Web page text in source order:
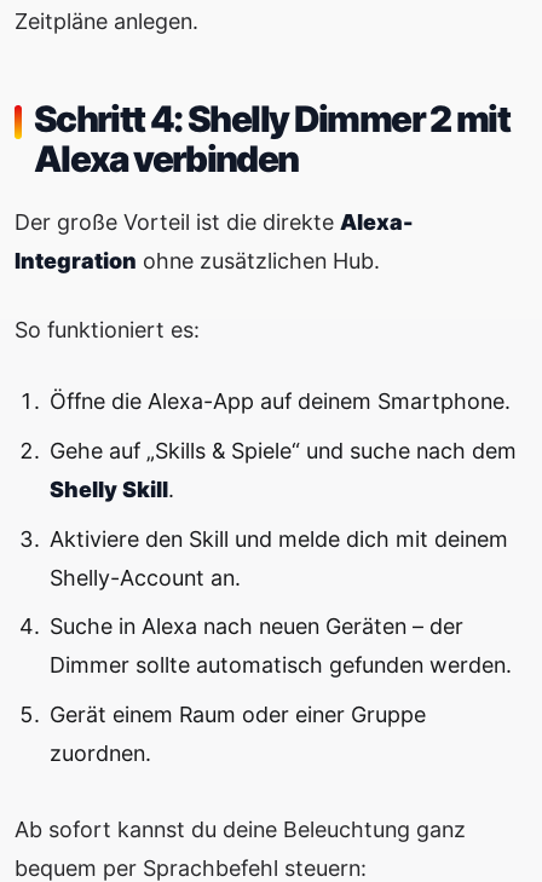
Zeitpläne anlegen.
Schritt 4: Shelly Dimmer 2 mit
Alexa verbinden
Der große Vorteil ist die direkte Alexa-
Integration ohne zusätzlichen Hub.
So funktioniert es:
Öffne die Alexa-App auf deinem Smartphone.
Gehe auf „Skills & Spiele“ und suche nach dem
Shelly Skill.
Aktiviere den Skill und melde dich mit deinem
Shelly-Account an.
Suche in Alexa nach neuen Geräten – der
Dimmer sollte automatisch gefunden werden.
Gerät einem Raum oder einer Gruppe
zuordnen.
Ab sofort kannst du deine Beleuchtung ganz
bequem per Sprachbefehl steuern: